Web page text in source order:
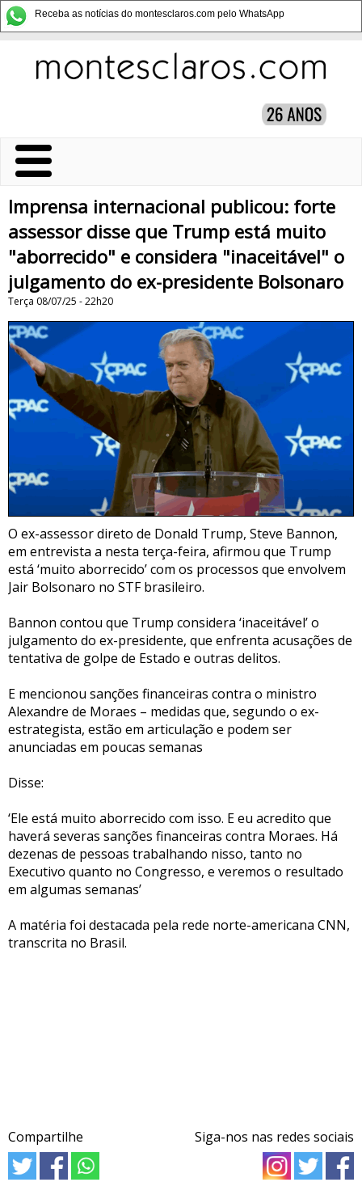
Receba as notícias do montesclaros.com pelo WhatsApp
Imprensa internacional publicou: forte
assessor disse que Trump está muito
"aborrecido" e considera "inaceitável" o
julgamento do ex-presidente Bolsonaro
Terça 08/07/25 - 22h20
O ex-assessor direto de Donald Trump, Steve Bannon,
em entrevista a nesta terça-feira, afirmou que Trump
está ‘muito aborrecido’ com os processos que envolvem
Jair Bolsonaro no STF brasileiro.
Bannon contou que Trump considera ‘inaceitável’ o
julgamento do ex-presidente, que enfrenta acusações de
tentativa de golpe de Estado e outras delitos.
E mencionou sanções financeiras contra o ministro
Alexandre de Moraes – medidas que, segundo o ex-
estrategista, estão em articulação e podem ser
anunciadas em poucas semanas
Disse:
‘Ele está muito aborrecido com isso. E eu acredito que
haverá severas sanções financeiras contra Moraes. Há
dezenas de pessoas trabalhando nisso, tanto no
Executivo quanto no Congresso, e veremos o resultado
em algumas semanas’
A matéria foi destacada pela rede norte-americana CNN,
transcrita no Brasil.
Compartilhe Siga-nos nas redes sociais